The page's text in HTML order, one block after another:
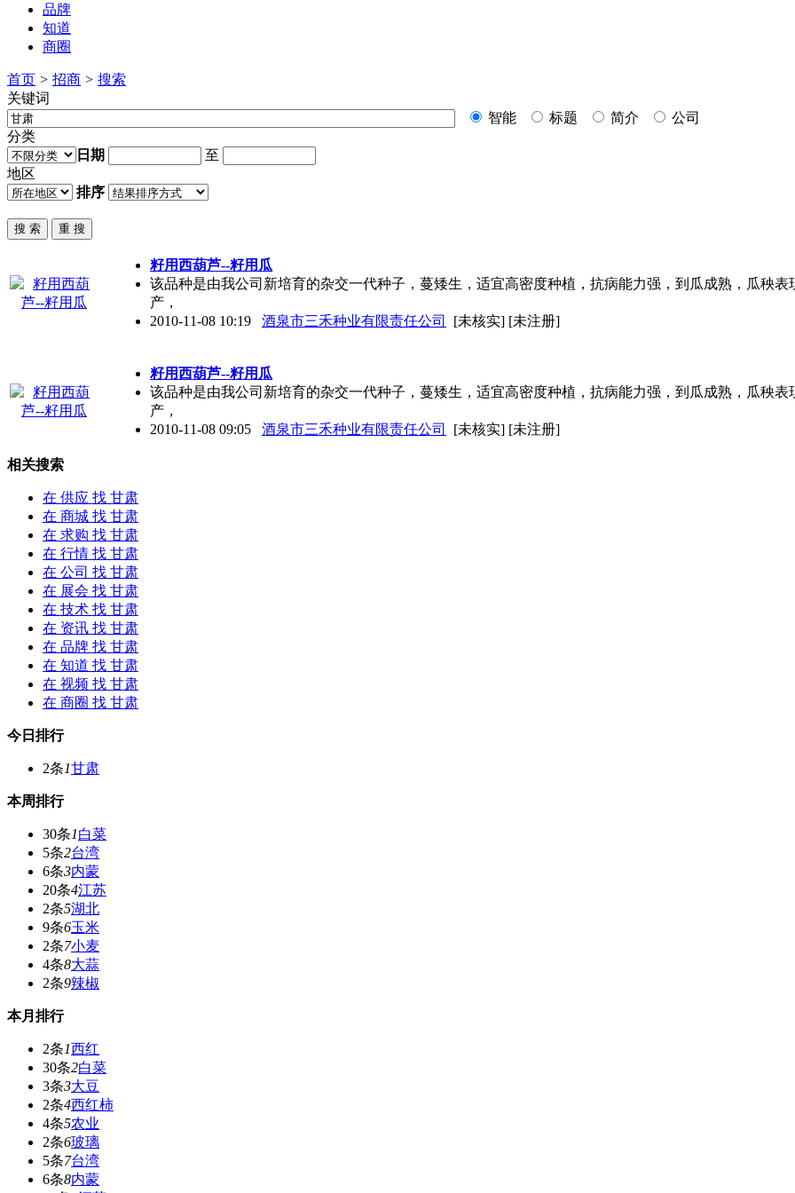
品牌
知道
商圈
首页 > 招商 > 搜索
关键词
智能
标题 简介
公司
分类
日期
至
地区
排序
籽用西葫芦--籽用瓜
该品种是由我公司新培育的杂交一代种子，蔓矮生，适宜高密度种植，抗病能力强，到瓜成熟，瓜秧
产，
2010-11-08 10:19
酒泉市三禾种业有限责任公司 [未核实] [未注册]
籽用西葫芦--籽用瓜
该品种是由我公司新培育的杂交一代种子，蔓矮生，适宜高密度种植，抗病能力强，到瓜成熟，瓜秧
产，
2010-11-08 09:05
酒泉市三禾种业有限责任公司 [未核实] [未注册]
相关搜索
在 供应 找 甘肃
在 商城 找 甘肃
在 求购 找 甘肃
在 行情 找 甘肃
在 公司 找 甘肃
在 展会 找 甘肃
在 技术 找 甘肃
在 资讯 找 甘肃
在 品牌 找 甘肃
在 知道 找 甘肃
在 视频 找 甘肃
在 商圈 找 甘肃
今日排行
2条1甘肃
本周排行
30条1白菜
5条2台湾
6条3内蒙
20条4江苏
2条5湖北
9条6玉米
2条7小麦
4条8大蒜
2条9辣椒
本月排行
2条1西红
30条2白菜
3条3大豆
2条4西红柿
4条5农业
2条6玻璃
5条7台湾
6条8内蒙